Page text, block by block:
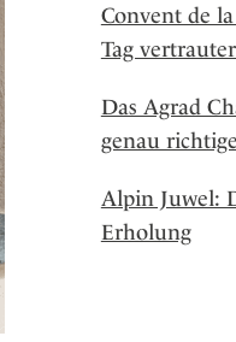
Convent de
Tag
Das Agrad
genau
Alpin Juwel:
Erholung